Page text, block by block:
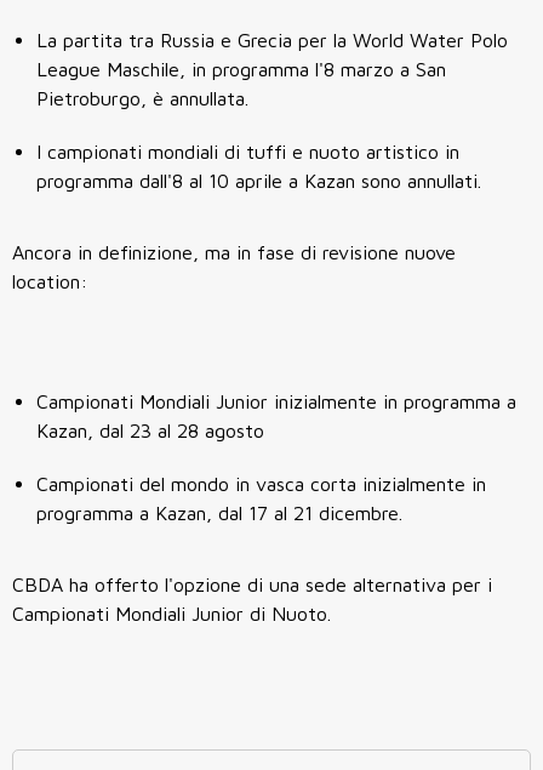
La partita tra Russia e Grecia per la World Water Polo
League Maschile, in programma l'8 marzo a San
Pietroburgo, è annullata.
I campionati mondiali di tuffi e nuoto artistico in
programma dall'8 al 10 aprile a Kazan sono annullati.
Ancora in definizione, ma in fase di revisione nuove
location:
Campionati Mondiali Junior inizialmente in programma a
Kazan, dal 23 al 28 agosto
Campionati del mondo in vasca corta inizialmente in
programma a Kazan, dal 17 al 21 dicembre.
CBDA ha offerto l'opzione di una sede alternativa per i
Campionati Mondiali Junior di Nuoto.